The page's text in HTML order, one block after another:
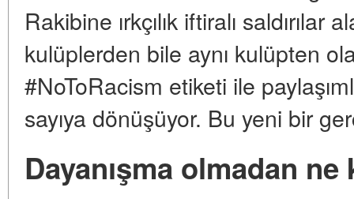
Rakibine ırkçılık iftiralı
kulüplerden bile aynı kulüpten
#NoToRacism etiketi ile
sayıya dönüşüyor. Bu yeni bir
Dayanışma olmadan